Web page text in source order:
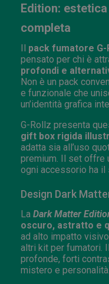
Edition:
completa
Il pack fumatore G-
pensato per chi è
profondi e
Non è un pack
e funzionale che
un’identità grafica
G-Rollz presenta
gift box rigida
adatta sia all’uso
premium. Il set offre
ogni accessorio ha il
Design Dark
La Dark Matter
oscuro, astratto e
ad alto impatto
altri kit per fumatori.
profonde, forti
mistero e personalità.